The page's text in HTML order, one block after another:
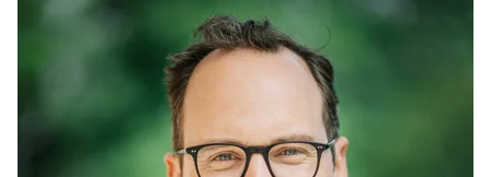
YUKIKO OCH PATRIK MÖTER